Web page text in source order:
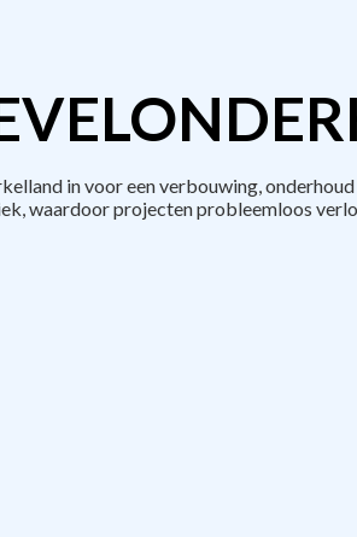
in voor een verbouwing,
waardoor projecten probleemloos